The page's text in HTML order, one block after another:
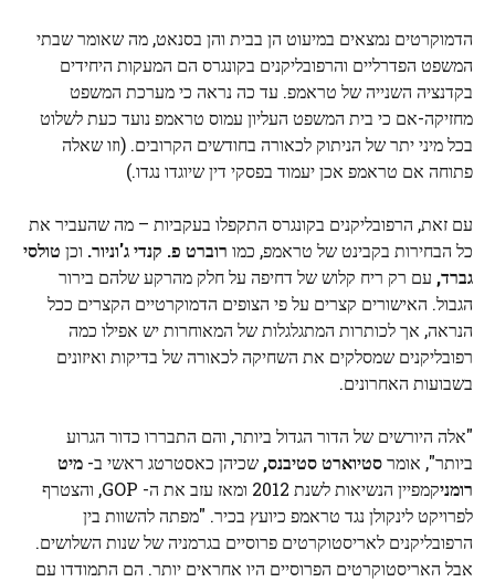
הדמוקרטים נמצאים במיעוט הן בבית והן בסנאט, מה שאומר שבתי
המשפט הפדרליים והרפובליקנים בקונגרס הם המעקות היחידים
בקדנציה השנייה של טראמפ. עד כה נראה כי מערכת המשפט
מחזיקה-אם כי בית המשפט העליון עמוס טראמפ נועד כעת לשלוט
בכל מיני יתר של הניתוק לכאורה בחודשים הקרובים. (וזו שאלה
פתוחה אם טראמפ אכן יעמוד בפסקי דין שיוגדו נגדו.)
עם זאת, הרפובליקנים בקונגרס התקפלו בעקביות – מה שהעביר את
כל הבחירות בקבינט של טראמפ, כמו רוברט פ. קנדי ​​ג'וניור. וכן טולסי
גברד, עם רק ריח קלוש של דחיפה על חלק מהרקע שלהם בירור
הגבול. האישורים קצרים על פי הצופים הדמוקרטיים הקצרים ככל
הנראה, אך לכותרות המתגלגלות של המאוחרות יש אפילו כמה
רפובליקנים שמסלקים את השחיקה לכאורה של בדיקות ואיזונים
בשבועות האחרונים.
"אלה היורשים של הדור הגדול ביותר, והם התבררו כדור הגרוע
ביותר", אומרסטיוארט סטיבנס, שכיהן כאסטרטג ראשי ב- מיט
רומני
קמפיין הנשיאות לשנת 2012 ומאז עזב את ה- GOP, והצטרף
לפרויקט לינקולן נגד טראמפ כיועץ בכיר. "מפתה להשוות בין
הרפובליקנים לאריסטוקרטים פרוסיים בגרמניה של שנות השלושים.
אבל האריסטוקרטים הפרוסיים היו אחראים יותר. הם התמודדו עם